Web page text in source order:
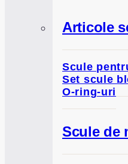
Articole
Scule
Set scule
O-ring-uri
Scule de